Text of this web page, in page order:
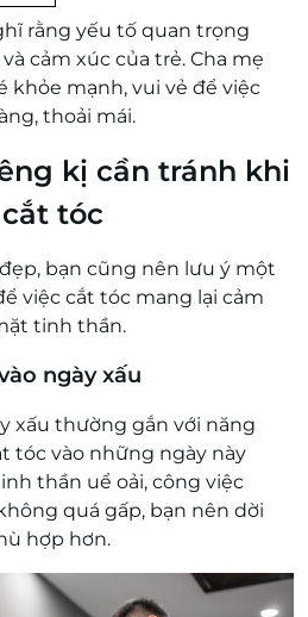
rằng yếu tố quan trọng
cảm xúc của trẻ. Cha mẹ
khỏe mạnh, vui vẻ để việc
thoải mái.
kị cần tránh khi
tóc
bạn cũng nên lưu ý một
việc cắt tóc mang lại cảm
tinh thần.
ngày xấu
xấu thường gắn với năng
tóc vào những ngày này
thần uể oải, công việc
quá gấp, bạn nên dời
hợp hơn.